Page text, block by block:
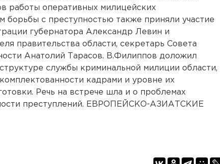
работы оперативных милицейских
борьбы с преступностью также приняли участие
губернатора Александр Левин и
правительства области, секретарь Совета
Анатолий Тарасов. В.Филиппов доложил
службы криминальной милиции области,
кадрами и уровне их
Речь на встрече шла и о проблемах
преступлений. ЕВРОПЕЙСКО-АЗИАТСКИЕ